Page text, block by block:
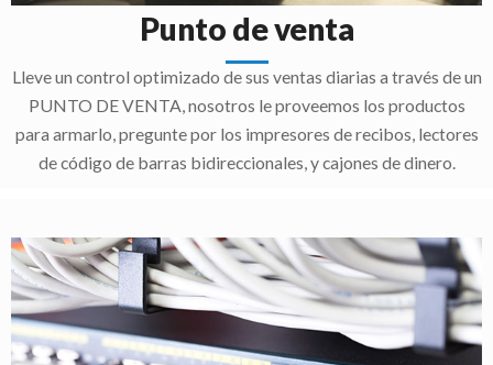
Punto de venta
Lleve un control optimizado de sus ventas diarias a través de un
PUNTO DE VENTA, nosotros le proveemos los productos
para armarlo, pregunte por los impresores de recibos, lectores
de código de barras bidireccionales, y cajones de dinero.